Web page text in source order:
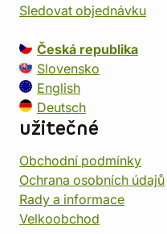
Sledovat objednávku
Česká republika
Slovensko
English
Deutsch
užitečné
Obchodní podmínky
Ochrana osobních údajů
Rady a informace
Velkoobchod